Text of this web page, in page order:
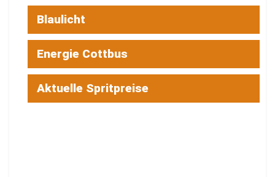
Blaulicht
Energie Cottbus
Aktuelle Spritpreise